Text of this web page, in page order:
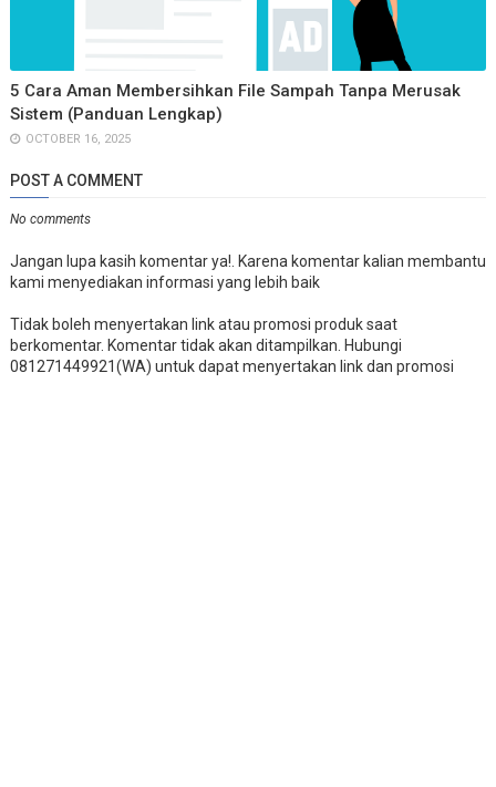
5 Cara Aman Membersihkan File Sampah Tanpa Merusak
Sistem (Panduan Lengkap)
OCTOBER 16, 2025
POST A COMMENT
No comments
Jangan lupa kasih komentar ya!. Karena komentar kalian membantu
kami menyediakan informasi yang lebih baik
Tidak boleh menyertakan link atau promosi produk saat
berkomentar. Komentar tidak akan ditampilkan. Hubungi
081271449921(WA) untuk dapat menyertakan link dan promosi